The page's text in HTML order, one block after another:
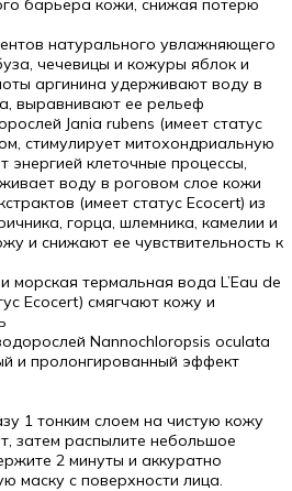
барьера кожи, снижая потерю
натурального увлажняющего
чечевицы и кожуры яблок и
аргинина удерживают воду в
выравнивают ее рельеф
Jania rubens (имеет статус
стимулирует митохондриальную
энергией клеточные процессы,
воду в роговом слое кожи
(имеет статус Ecоcert) из
горца, шлемника, камелии и
и снижают ее чувствительность к
морская термальная вода L’Eau de
Ecоcert) смягчают кожу и
Nannochloropsis oculata
и пролонгированный эффект
1 тонким слоем на чистую кожу
затем распылите небольшое
2 минуты и аккуратно
маску с поверхности лица.